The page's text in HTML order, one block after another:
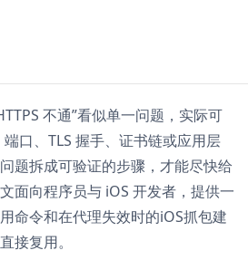
不通”看似单一问题，实际可
口、TLS 握手、证书链或应用层
题拆成可验证的步骤，才能尽快给
面向程序员与 iOS 开发者，提供一
命令和在代理失效时的iOS抓包建
接复用。